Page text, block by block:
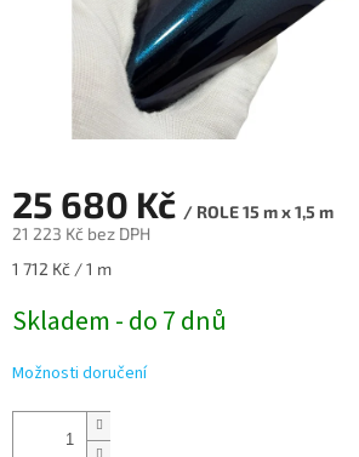
25 680 Kč / ROLE 15 m x 1,5 m
21 223 Kč bez DPH
Měrná
1 712 Kč / 1 m
Skladem - do 7 dnů
Možnosti doručení